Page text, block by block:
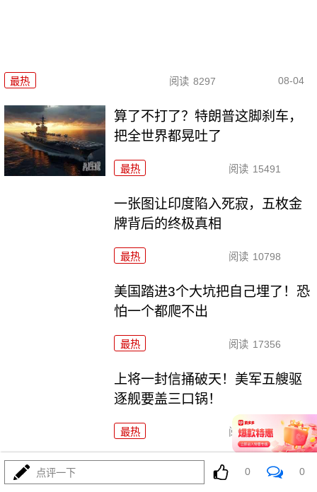
最热 阅读 8297 08-04
算了不打了？特朗普这脚刹车，
把全世界都晃吐了
最热 阅读 15491
一张图让印度陷入死寂，五枚金
牌背后的终极真相
最热 阅读 10798
美国踏进3个大坑把自己埋了！恐
怕一个都爬不出
最热 阅读 17356
上将一封信捅破天！美军五艘驱
逐舰要盖三口锅！
最热 阅读 7400
特朗普要对伊朗动手？最狠的还
没来，最骚的来了
点评一下 0 0